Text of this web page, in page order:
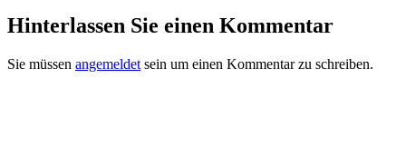
Hinterlassen Sie einen Kommentar
Sie müssen angemeldet sein um einen Kommentar zu schreiben.